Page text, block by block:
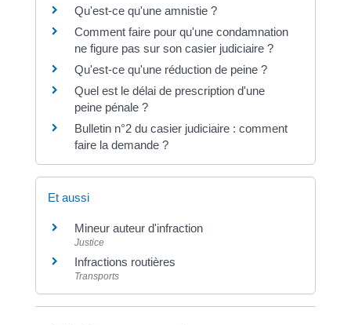
Qu'est-ce qu'une amnistie ?
Comment faire pour qu'une condamnation
ne figure pas sur son casier judiciaire ?
Qu'est-ce qu'une réduction de peine ?
Quel est le délai de prescription d'une
peine pénale ?
Bulletin n°2 du casier judiciaire : comment
faire la demande ?
Et aussi
Mineur auteur d'infraction
Justice
Infractions routières
Transports